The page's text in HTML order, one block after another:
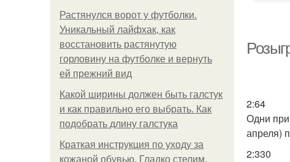
Растянулся ворот у футболки.
Уникальный лайфхак, как
восстановить растянутую
горловину на футболке и вернуть
ей прежний вид
Какой ширины должен быть галстук
и как правильно его выбрать. Как
подобрать длину галстука
Краткая инструкция по уходу за
кожаной обувью. Гладко стелим,
2:64
Одни
апреля)
2:330